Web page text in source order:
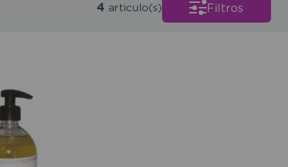
4 articulo(s) Filtros